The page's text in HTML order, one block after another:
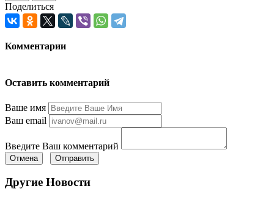
Поделиться
Комментарии
Оставить комментарий
Ваше имя
Ваш email
Введите Ваш комментарий
Отмена Отправить
Другие Новости